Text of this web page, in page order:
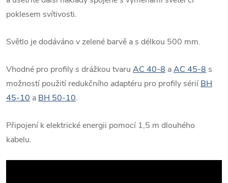
poklesem svítivosti.
Světlo je dodáváno v zelené barvě a s délkou 500 mm.
Vhodné pro profily s drážkou tvaru AC 40-8 aAC 45-8 s
možností použití redukčního adaptéru pro profily sérií BH
45-10 a BH 50-10.
Připojení k elektrické energii pomocí 1,5 m dlouhého
kabelu.